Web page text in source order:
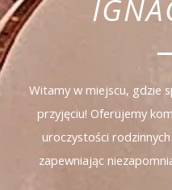
Witamy w miejscu, gdzie
przyjęciu! Oferujemy
uroczystości
zapewniając